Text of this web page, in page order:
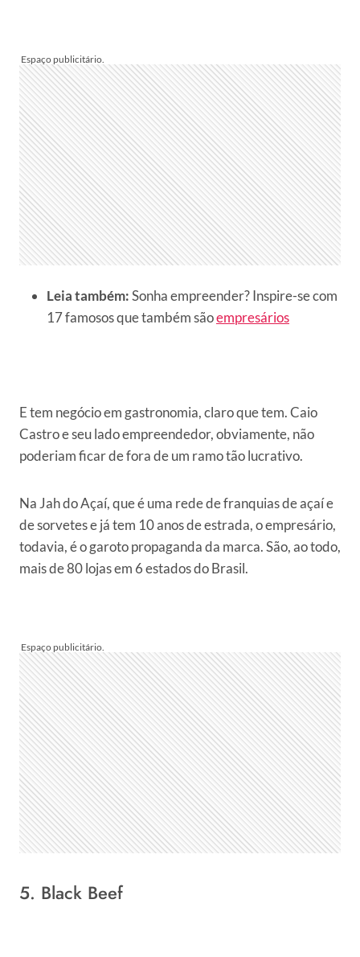
Leia também:Sonha empreender? Inspire-se com
17 famosos que também sãoempresários
E tem negócio em gastronomia, claro que tem. Caio
Castro e seu lado empreendedor, obviamente, não
poderiam ficar de fora de um ramo tão lucrativo.
Na Jah do Açaí, que é uma rede de franquias de açaí e
de sorvetes e já tem 10 anos de estrada, o empresário,
todavia, é o garoto propaganda da marca. São, ao todo,
mais de 80 lojas em 6 estados do Brasil.
5. Black Beef